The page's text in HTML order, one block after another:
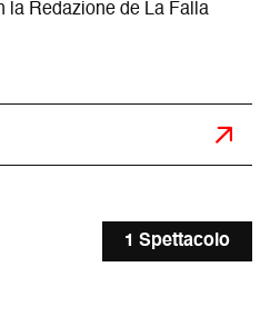
la Redazione de La Falla
1 Spettacolo